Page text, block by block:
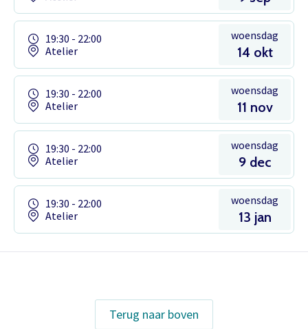
Inloggen
Het theaterabonnement á €110 geeft
Het abonnement staat op naam,
19:30 - 22:00
Atelier
woensdag
14 okt
19:30 - 22:00
Atelier
woensdag
11 nov
19:30 - 22:00
Atelier
woensdag
9 dec
19:30 - 22:00
Atelier
woensdag
13 jan
Terug naar boven